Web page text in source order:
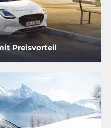
Preisvorteil